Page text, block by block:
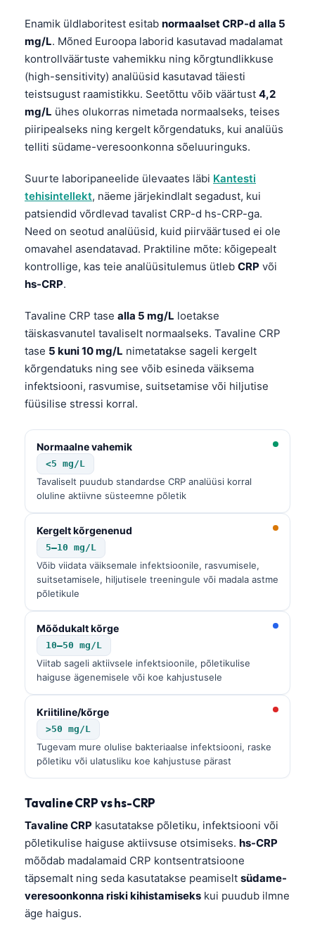
Enamik üldlaboritest esitab normaalset CRP-d alla 5
mg/L. Mõned Euroopa laborid kasutavad madalamat
kontrollväärtuste vahemikku ning kõrgtundlikkuse
(high-sensitivity) analüüsid kasutavad täiesti
teistsugust raamistikku. Seetõttu võib väärtust 4,2
mg/L ühes olukorras nimetada normaalseks, teises
piiripealseks ning kergelt kõrgendatuks, kui analüüs
telliti südame-veresoonkonna sõeluuringuks.
Suurte laboripaneelide ülevaates läbi Kantesti
tehisintellekt, näeme järjekindlalt segadust, kui
patsiendid võrdlevad tavalist CRP-d hs-CRP-ga.
Need on seotud analüüsid, kuid piirväärtused ei ole
omavahel asendatavad. Praktiline mõte: kõigepealt
kontrollige, kas teie analüüsitulemus ütleb CRP või
hs-CRP.
Tavaline CRP tase alla 5 mg/L loetakse
täiskasvanutel tavaliselt normaalseks. Tavaline CRP
tase 5 kuni 10 mg/L nimetatakse sageli kergelt
kõrgendatuks ning see võib esineda väiksema
infektsiooni, rasvumise, suitsetamise või hiljutise
füüsilise stressi korral.
Normaalne vahemik
<5 mg/L
Tavaliselt puudub standardse CRP analüüsi korral
oluline aktiivne süsteemne põletik
Kergelt kõrgenenud
5–10 mg/L
Võib viidata väiksemale infektsioonile, rasvumisele,
suitsetamisele, hiljutisele treeningule või madala astme
põletikule
Mõõdukalt kõrge
10–50 mg/L
Viitab sageli aktiivsele infektsioonile, põletikulise
haiguse ägenemisele või koe kahjustusele
Kriitiline/kõrge
>50 mg/L
Tugevam mure olulise bakteriaalse infektsiooni, raske
põletiku või ulatusliku koe kahjustuse pärast
Tavaline CRP vs hs-CRP
Tavaline CRP kasutatakse põletiku, infektsiooni või
põletikulise haiguse aktiivsuse otsimiseks. hs-CRP
mõõdab madalamaid CRP kontsentratsioone
täpsemalt ning seda kasutatakse peamiselt südame-
veresoonkonna riski kihistamiseks kui puudub ilmne
äge haigus.